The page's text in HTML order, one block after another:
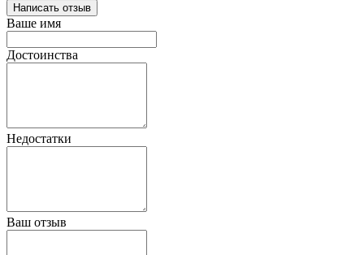
Написать отзыв
Ваше имя
Достоинства
Недостатки
Ваш отзыв